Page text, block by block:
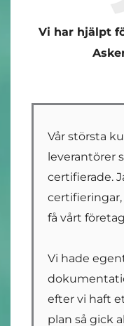
Vi har hjälpt
Vår största
leverantörer
certifierade.
få vårt
Vi hade
efter vi haft
plan så gick